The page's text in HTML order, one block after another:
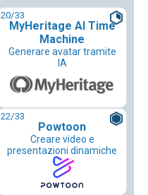
20/33
MyHeritage AI Time
Machine
Generare avatar tramite
IA
22/33
Powtoon
Creare video e
presentazioni dinamiche